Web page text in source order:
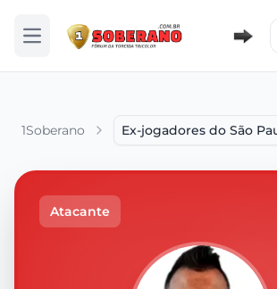
Abrir menu
1Soberano Ex-jogadores do São
Atacante